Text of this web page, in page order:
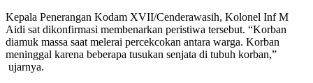
Kepala Penerangan Kodam XVII/Cenderawasih, Kolonel Inf M
Aidi sat dikonfirmasi membenarkan peristiwa tersebut. “Korban
diamuk massa saat melerai percekcokan antara warga. Korban
meninggal karena beberapa tusukan senjata di tubuh korban,”
ujarnya.